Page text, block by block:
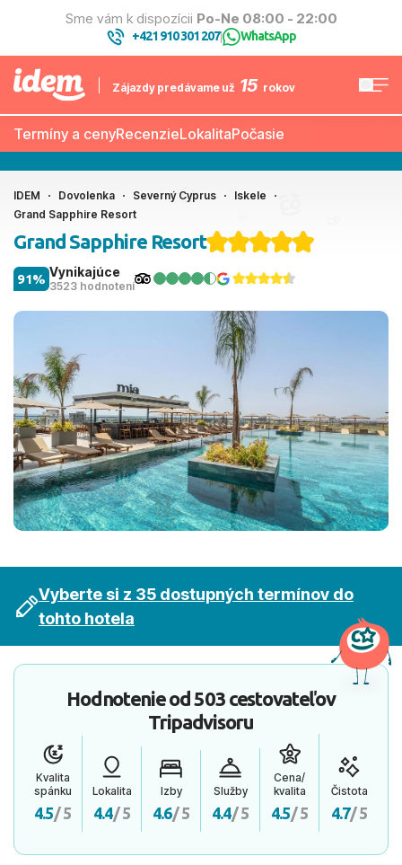
Sme vám k dispozícii Po-Ne 08:00 - 22:00
+421 910 301 207| WhatsApp
Zájazdy predávame už 15 rokov
Termíny a cenyRecenzieLokalitaPočasie
IDEM Dovolenka Severný Cyprus
Iskele
Grand Sapphire Resort
Grand Sapphire Resort
Vynikajúce
3523 hodnotení
91%
Vyberte si z 35 dostupných termínov do
tohto hotela
Hodnotenie od503 cestovateľov
Tripadvisoru
Kvalita
spánku
4.5/ 5
Lokalita
4.4/ 5
Izby
4.6/ 5
Služby
4.4/ 5
Cena/
kvalita
4.5/ 5
Čistota
4.7/ 5